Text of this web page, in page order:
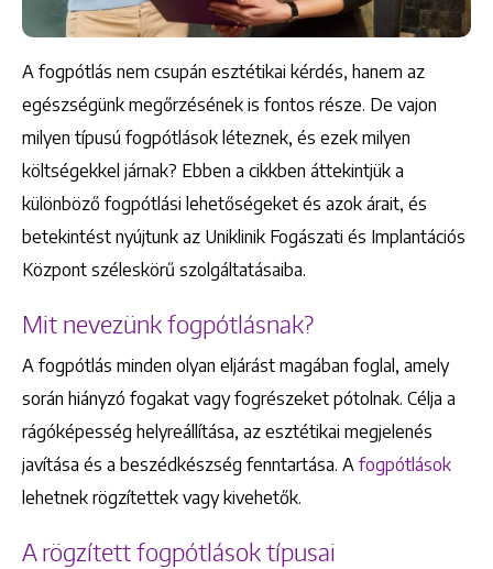
​A fogpótlás nem csupán esztétikai kérdés, hanem az
egészségünk megőrzésének is fontos része. De vajon
milyen típusú fogpótlások léteznek, és ezek milyen
költségekkel járnak? Ebben a cikkben áttekintjük a
különböző fogpótlási lehetőségeket és azok árait, és
betekintést nyújtunk az Uniklinik Fogászati és Implantációs
Központ széleskörű szolgáltatásaiba.
Mit nevezünk fogpótlásnak?
A fogpótlás minden olyan eljárást magában foglal, amely
során hiányzó fogakat vagy fogrészeket pótolnak. Célja a
rágóképesség helyreállítása, az esztétikai megjelenés
javítása és a beszédkészség fenntartása. A fogpótlások
lehetnek rögzítettek vagy kivehetők.
A rögzített fogpótlások típusai